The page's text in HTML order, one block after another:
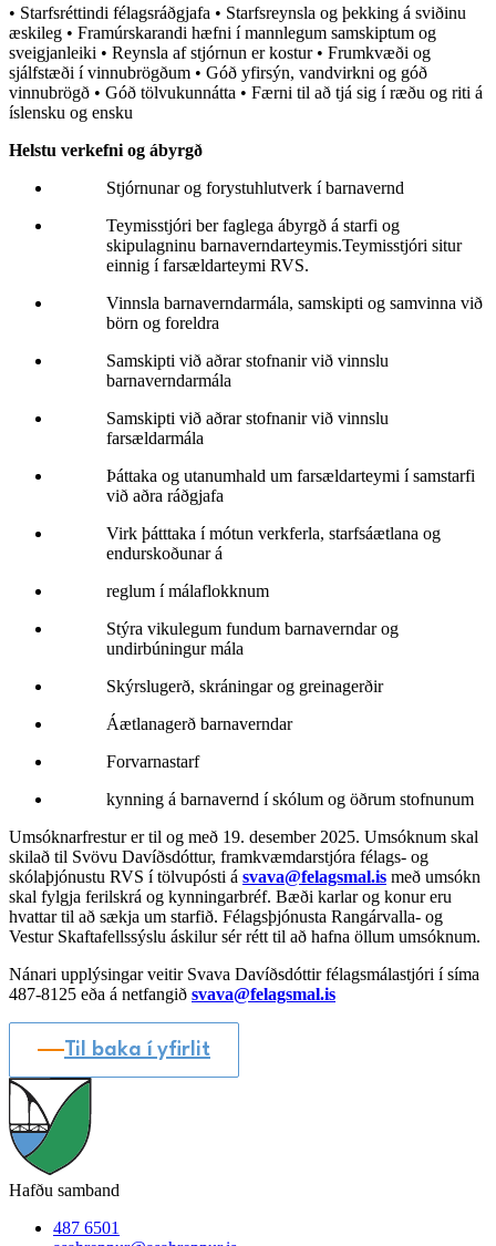
• Starfsréttindi félagsráðgjafa • Starfsreynsla og þekking á sviðinu
æskileg • Framúrskarandi hæfni í mannlegum samskiptum og
sveigjanleiki • Reynsla af stjórnun er kostur • Frumkvæði og
sjálfstæði í vinnubrögðum • Góð yfirsýn, vandvirkni og góð
vinnubrögð • Góð tölvukunnátta • Færni til að tjá sig í ræðu og riti á
íslensku og ensku
Helstu verkefni og ábyrgð
Stjórnunar og forystuhlutverk í barnavernd
Teymisstjóri ber faglega ábyrgð á starfi og
skipulagninu barnaverndarteymis.Teymisstjóri situr
einnig í farsældarteymi RVS.
Vinnsla barnaverndarmála, samskipti og samvinna við
börn og foreldra
Samskipti við aðrar stofnanir við vinnslu
barnaverndarmála
Samskipti við aðrar stofnanir við vinnslu
farsældarmála
Þáttaka og utanumhald um farsældarteymi í samstarfi
við aðra ráðgjafa
Virk þátttaka í mótun verkferla, starfsáætlana og
endurskoðunar á
reglum í málaflokknum
Stýra vikulegum fundum barnaverndar og
undirbúningur mála
Skýrslugerð, skráningar og greinagerðir
Áætlanagerð barnaverndar
Forvarnastarf
kynning á barnavernd í skólum og öðrum stofnunum
Umsóknarfrestur er til og með 19. desember 2025. Umsóknum skal
skilað til Svövu Davíðsdóttur, framkvæmdarstjóra félags- og
skólaþjónustu RVS í tölvupósti á svava@felagsmal.is með umsókn
skal fylgja ferilskrá og kynningarbréf. Bæði karlar og konur eru
hvattar til að sækja um starfið. Félagsþjónusta Rangárvalla- og
Vestur Skaftafellssýslu áskilur sér rétt til að hafna öllum umsóknum.
Nánari upplýsingar veitir Svava Davíðsdóttir félagsmálastjóri í síma
487-8125 eða á netfangið svava@felagsmal.is
Til baka í yfirlit
Hafðu samband
487 6501